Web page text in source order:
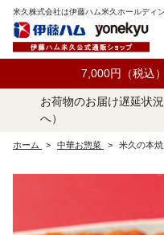
米久株式会社は伊藤ハム米久ホールディ
7,000円（税込
お荷物のお届け遅延状
へ）
ホーム > 中華お惣菜 > 米久の本